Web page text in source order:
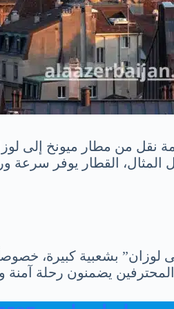
نقل من مطار ميونخ إلى
القطار يوفر سرعة
بشعبية كبيرة،
يضمنون رحلة آمنة